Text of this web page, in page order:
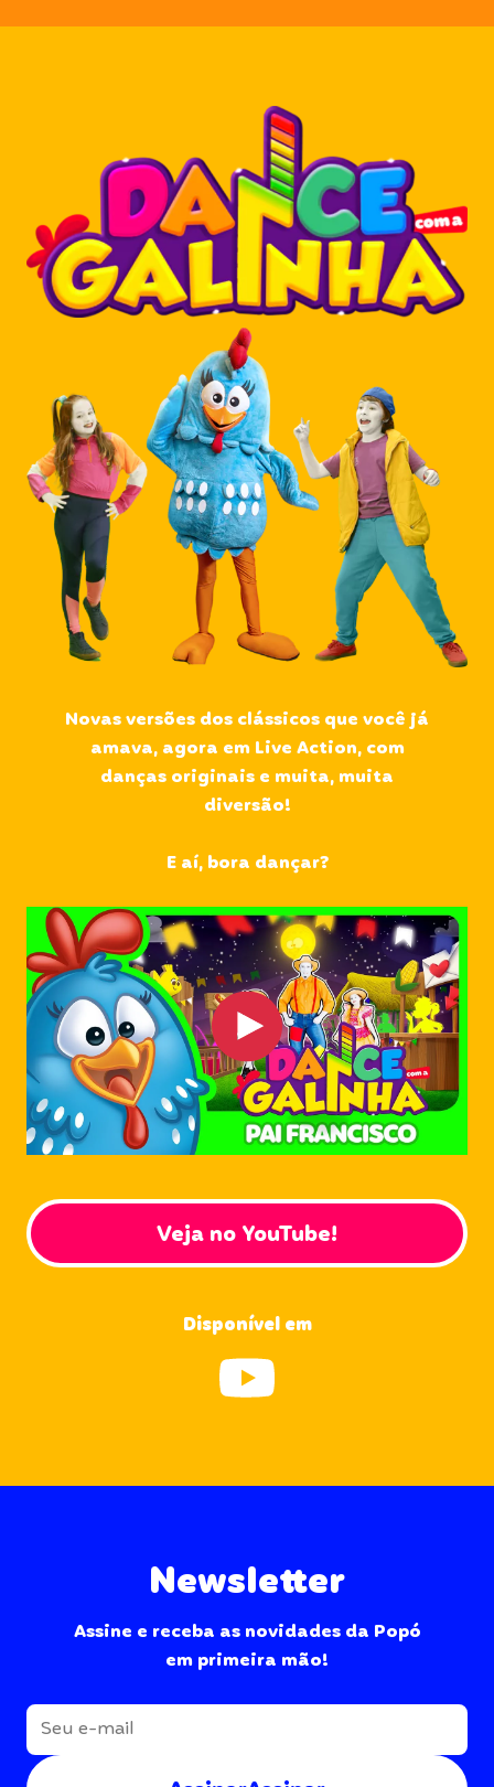
Novas versões dos clássicos que você já
amava, agora em Live Action, com
danças originais e muita, muita
diversão!
E aí, bora dançar?
Veja no YouTube!
Disponível em
Newsletter
Assine e receba as novidades da Popó
em primeira mão!